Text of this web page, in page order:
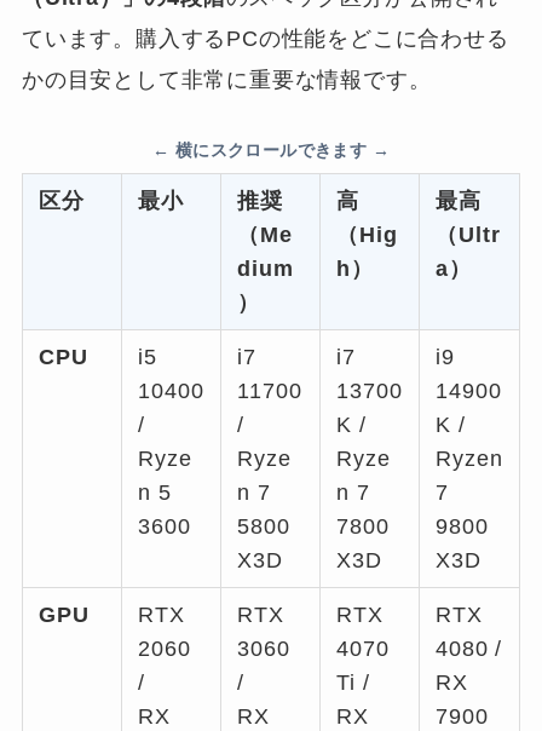
ています。購入するPCの性能をどこに合わせる
かの目安として非常に重要な情報です。
区分 最小
推奨
（Me
dium
）
高
（Hig
h）
最高
（Ultr
a）
CPU
i5
10400
/
Ryze
n 5
3600
i7
11700
/
Ryze
n 7
5800
X3D
i7
13700
K /
Ryze
n 7
7800
X3D
i9
14900
K /
Ryzen
7
9800
X3D
GPU
RTX
2060
/
RX
RTX
3060
/
RX
RTX
4070
Ti /
RX
RTX
4080 /
RX
7900